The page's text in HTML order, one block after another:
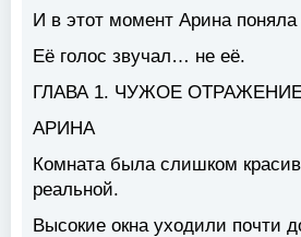
И в этот момент Арина
Её голос звучал… не её.
ГЛАВА 1. ЧУЖОЕ
АРИНА
Комната была слишком
реальной.
Высокие окна уходили почти